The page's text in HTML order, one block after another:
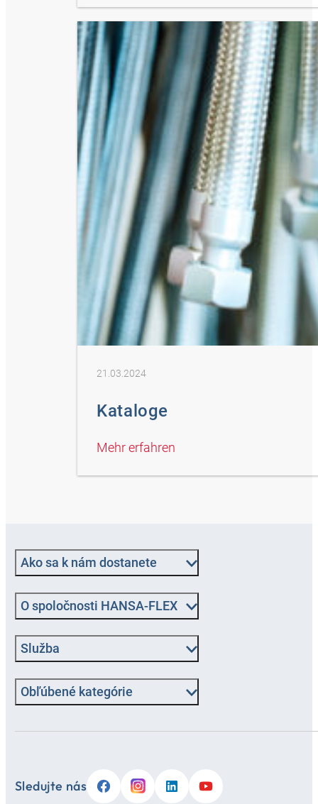
21.03.2024
Kataloge
Mehr erfahren
Ako sa k nám dostanete
O spoločnosti HANSA-FLEX
Služba
Obľúbené kategórie
Sledujte nás